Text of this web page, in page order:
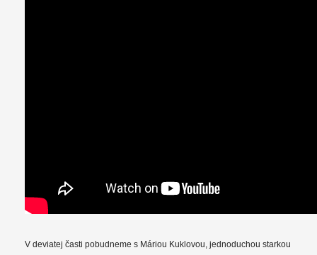
V deviatej časti pobudneme s Máriou Kuklovou, jednoduchou starkou